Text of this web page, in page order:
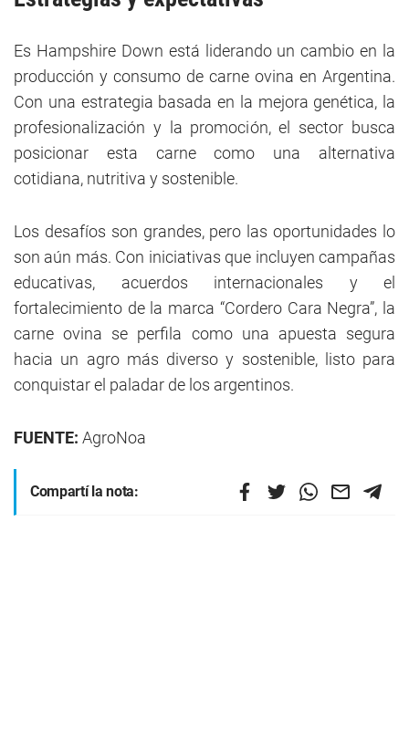
Es Hampshire Down está liderando un cambio en la
producción y consumo de carne ovina en Argentina.
Con una estrategia basada en la mejora genética, la
profesionalización y la promoción, el sector busca
posicionar esta carne como una alternativa
cotidiana, nutritiva y sostenible.
Los desafíos son grandes, pero las oportunidades lo
son aún más. Con iniciativas que incluyen campañas
educativas, acuerdos internacionales y el
fortalecimiento de la marca “Cordero Cara Negra”, la
carne ovina se perfila como una apuesta segura
hacia un agro más diverso y sostenible, listo para
conquistar el paladar de los argentinos.
FUENTE: AgroNoa
Compartí la nota: